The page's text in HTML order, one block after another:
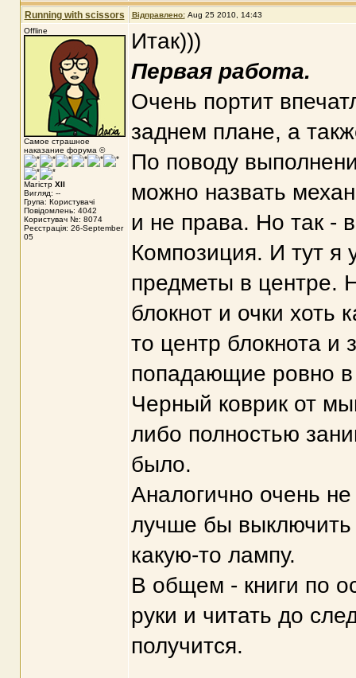
Running with scissors Відправлено: Aug 25 2010, 14:43
Offline
Самое страшное
наказание форума ©
Магістр XII
Вигляд: --
Група: Користувачі
Повідомлень: 4042
Користувач №: 8074
Реєстрація: 26-September
05
Итак)))
Первая работа.
Очень портит
заднем плане, а
По поводу
можно назвать
и не права. Но так -
Композиция. И тут я
предметы в центре.
блокнот и очки хоть
то центр блокнота и
попадающие ровно в
Черный коврик от
либо полностью
было.
Аналогично очень
лучше бы выключить
какую-то лампу.
В общем - книги по
руки и читать до
получится.